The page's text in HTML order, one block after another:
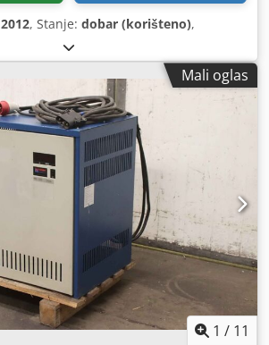
2012, Stanje: dobar (korišteno),
Mali oglas
1 / 11